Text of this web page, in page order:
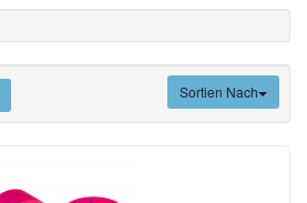
Sortien Nach